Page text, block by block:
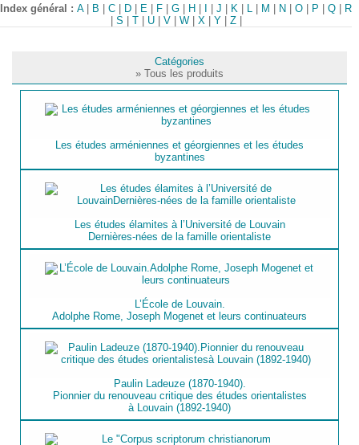
Index général :A| B |C D E F |G H |J K L M N |O P |Q
R
S T| U| V| W| X| Y| Z|
Catégories
» Tous les produits
Les études arméniennes et géorgiennes et les études
byzantines
Les études élamites à l’Université de Louvain
Dernières-nées de la famille orientaliste
L’École de Louvain.
Adolphe Rome, Joseph Mogenet et leurs continuateurs
Paulin Ladeuze (1870-1940).
Pionnier du renouveau critique des études orientalistes
à Louvain (1892-1940)